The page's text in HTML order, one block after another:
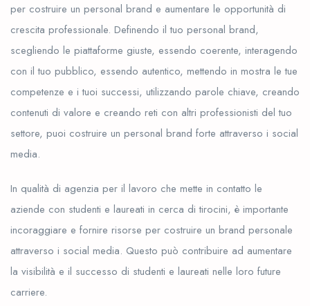
per costruire un personal brand e aumentare le opportunità di
crescita professionale. Definendo il tuo personal brand,
scegliendo le piattaforme giuste, essendo coerente, interagendo
con il tuo pubblico, essendo autentico, mettendo in mostra le tue
competenze e i tuoi successi, utilizzando parole chiave, creando
contenuti di valore e creando reti con altri professionisti del tuo
settore, puoi costruire un personal brand forte attraverso i social
media.
In qualità di agenzia per il lavoro che mette in contatto le
aziende con studenti e laureati in cerca di tirocini, è importante
incoraggiare e fornire risorse per costruire un brand personale
attraverso i social media. Questo può contribuire ad aumentare
la visibilità e il successo di studenti e laureati nelle loro future
carriere.